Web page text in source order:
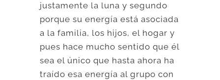
justamente la luna y segundo
porque su energía está asociada
a la familia, los hijos, el hogar y
pues hace mucho sentido que él
sea el único que hasta ahora ha
traído esa energía al grupo con